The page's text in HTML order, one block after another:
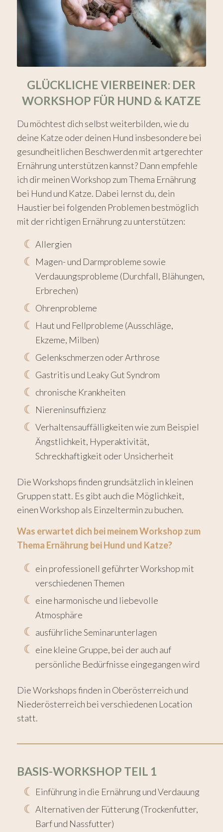
GLÜCKLICHE VIERBEINER: DER
WORKSHOP FÜR HUND & KATZE
Du möchtest dich selbst weiterbilden, wie du
deine Katze oder deinen Hund insbesondere bei
gesundheitlichen Beschwerden mit artgerechter
Ernährung unterstützen kannst? Dann empfehle
ich dir meinen Workshop zum Thema Ernährung
bei Hund und Katze. Dabei lernst du, dein
Haustier bei folgenden Problemen bestmöglich
mit der richtigen Ernährung zu unterstützen:
Allergien
Magen- und Darmprobleme sowie
Verdauungsprobleme (Durchfall, Blähungen,
Erbrechen)
Ohrenprobleme
Haut und Fellprobleme (Ausschläge,
Ekzeme, Milben)
Gelenkschmerzen oder Arthrose
Gastritis und Leaky Gut Syndrom
chronische Krankheiten
Niereninsuffizienz
Verhaltensauffälligkeiten wie zum Beispiel
Ängstlichkeit, Hyperaktivität,
Schreckhaftigkeit oder Unsicherheit
Die Workshops finden grundsätzlich in kleinen
Gruppen statt. Es gibt auch die Möglichkeit,
einen Workshop als Einzeltermin zu buchen.
Was erwartet dich bei meinem Workshop zum
Thema Ernährung bei Hund und Katze?
ein professionell geführter Workshop mit
verschiedenen Themen
eine harmonische und liebevolle
Atmosphäre
ausführliche Seminarunterlagen
eine kleine Gruppe, bei der auch auf
persönliche Bedürfnisse eingegangen wird
Die Workshops finden in Oberösterreich und
Niederösterreich bei verschiedenen Location
statt.
BASIS-WORKSHOP TEIL 1
Einführung in die Ernährung und Verdauung
Alternativen der Fütterung (Trockenfutter,
Barf und Nassfutter)